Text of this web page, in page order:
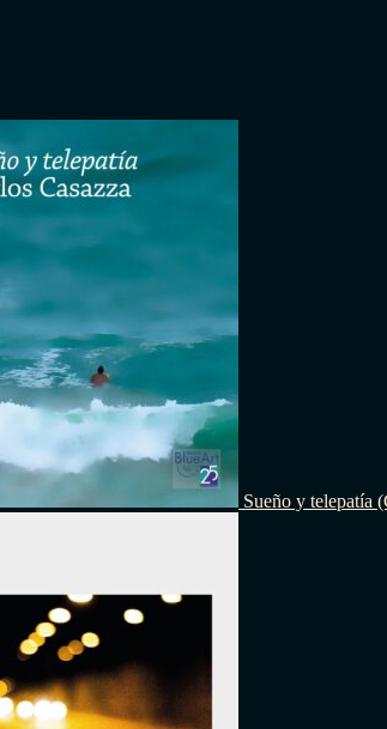
Sueño y telepatía